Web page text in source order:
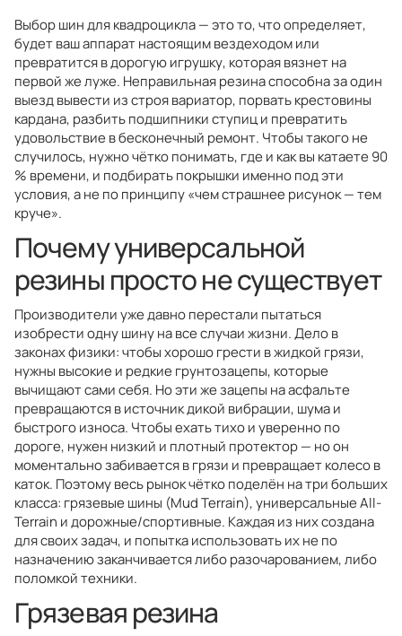
Выбор шин для квадроцикла — это то, что определяет,
будет ваш аппарат настоящим вездеходом или
превратится в дорогую игрушку, которая вязнет на
первой же луже. Неправильная резина способна за один
выезд вывести из строя вариатор, порвать крестовины
кардана, разбить подшипники ступиц и превратить
удовольствие в бесконечный ремонт. Чтобы такого не
случилось, нужно чётко понимать, где и как вы катаете 90
% времени, и подбирать покрышки именно под эти
условия, а не по принципу «чем страшнее рисунок — тем
круче».
Почему универсальной
резины просто не существует
Производители уже давно перестали пытаться
изобрести одну шину на все случаи жизни. Дело в
законах физики: чтобы хорошо грести в жидкой грязи,
нужны высокие и редкие грунтозацепы, которые
вычищают сами себя. Но эти же зацепы на асфальте
превращаются в источник дикой вибрации, шума и
быстрого износа. Чтобы ехать тихо и уверенно по
дороге, нужен низкий и плотный протектор — но он
моментально забивается в грязи и превращает колесо в
каток. Поэтому весь рынок чётко поделён на три больших
класса: грязевые шины (Mud Terrain), универсальные All-
Terrain и дорожные/спортивные. Каждая из них создана
для своих задач, и попытка использовать их не по
назначению заканчивается либо разочарованием, либо
поломкой техники.
Грязевая резина